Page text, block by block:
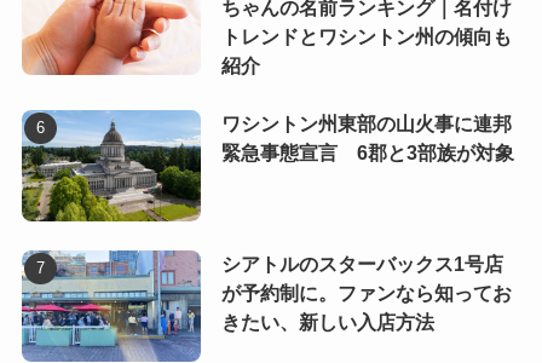
ちゃんの名前ランキング｜名付け
トレンドとワシントン州の傾向も
紹介
ワシントン州東部の山火事に連邦
緊急事態宣言 6郡と3部族が対象
シアトルのスターバックス1号店
が予約制に。ファンなら知ってお
きたい、新しい入店方法